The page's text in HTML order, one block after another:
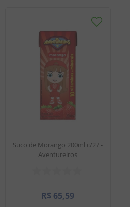
Suco de Morango 200ml c/27 -
Aventureiros
R$ 65,59